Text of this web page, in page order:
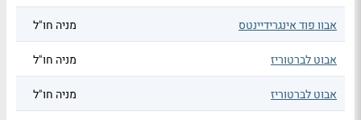
אבוו פוד אינגרידיינטס מניה חו"ל
אבוט לברטוריז מניה חו"ל
אבוט לברטוריז מניה חו"ל